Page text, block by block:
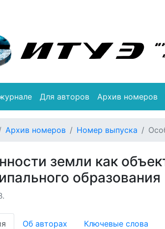
Для авторов Архив номеров
Архив номеров Номер выпуска
земли как
образования
Об авторах Ключевые слова